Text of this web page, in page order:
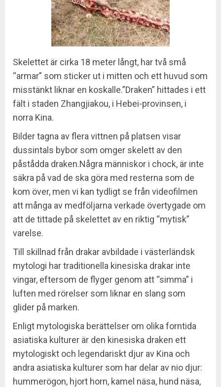
Skelettet är cirka 18 meter långt, har två små
“armar” som sticker ut i mitten och ett huvud som
misstänkt liknar en koskalle.”Draken” hittades i ett
fält i staden Zhangjiakou, i Hebei-provinsen, i
norra Kina.
Bilder tagna av flera vittnen på platsen visar
dussintals bybor som omger skelett av den
påstådda draken.Några människor i chock, är inte
säkra på vad de ska göra med resterna som de
kom över, men vi kan tydligt se från videofilmen
att många av medföljarna verkade övertygade om
att de tittade på skelettet av en riktig “mytisk”
varelse.
Till skillnad från drakar avbildade i västerländsk
mytologi har traditionella kinesiska drakar inte
vingar, eftersom de flyger genom att “simma” i
luften med rörelser som liknar en slang som
glider på marken.
Enligt mytologiska berättelser om olika forntida
asiatiska kulturer är den kinesiska draken ett
mytologiskt och legendariskt djur av Kina och
andra asiatiska kulturer som har delar av nio djur:
hummerögon, hjort horn, kamel näsa, hund näsa,